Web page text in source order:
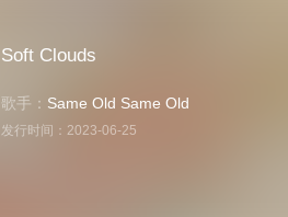
Soft Clouds
歌手： Same Old Same Old
发行时间： 2023-06-25